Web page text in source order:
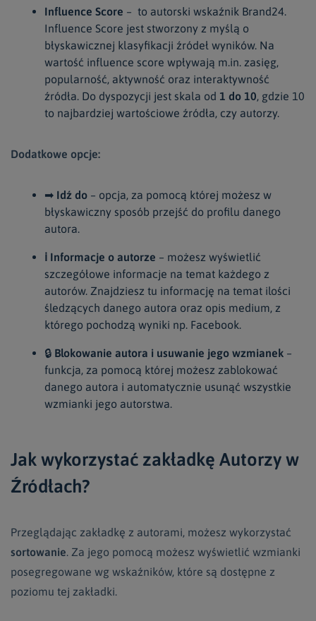
Influence Score – to autorski wskaźnik Brand24.
Influence Score jest stworzony z myślą o
błyskawicznej klasyfikacji źródeł wyników. Na
wartość influence score wpływają m.in. zasięg,
popularność, aktywność oraz interaktywność
źródła. Do dyspozycji jest skala od 1 do 10, gdzie 10
to najbardziej wartościowe źródła, czy autorzy.
Dodatkowe opcje:
➡ Idź do – opcja, za pomocą której możesz w
błyskawiczny sposób przejść do profilu danego
autora.
ℹ Informacje o autorze – możesz wyświetlić
szczegółowe informacje na temat każdego z
autorów. Znajdziesz tu informację na temat ilości
śledzących danego autora oraz opis medium, z
którego pochodzą wyniki np. Facebook.
🔒 Blokowanie autora i usuwanie jego wzmianek –
funkcja, za pomocą której możesz zablokować
danego autora i automatycznie usunąć wszystkie
wzmianki jego autorstwa.
Jak wykorzystać zakładkę Autorzy w
Źródłach?
Przeglądając zakładkę z autorami, możesz wykorzystać
sortowanie. Za jego pomocą możesz wyświetlić wzmianki
posegregowane wg wskaźników, które są dostępne z
poziomu tej zakładki.